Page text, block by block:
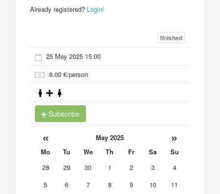
Already registered? Login!
finished
25 May 2025 15:00
8.00 €/person
Subscribe
« May 2025 »
Mo Tu We Th Fr Sa
Su
28
29 30 1 2 3
4
5
6 7 8 9 10
11